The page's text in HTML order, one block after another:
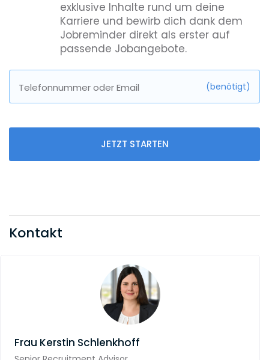
exklusive Inhalte rund um deine
Karriere und bewirb dich dank dem
Jobreminder direkt als erster auf
passende Jobangebote.
Telefonnummer oder Email (benötigt)
JETZT STARTEN
Kontakt
Frau Kerstin Schlenkhoff